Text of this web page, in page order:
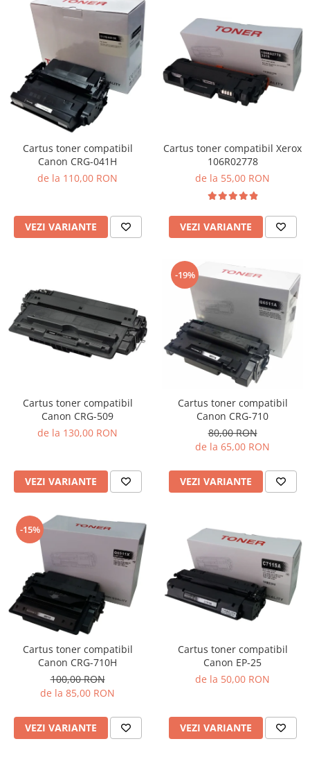
Cartus toner compatibil
Canon CRG-041H
de la 110,00 RON
VEZI VARIANTE
Cartus toner compatibil Xerox
106R02778
de la 55,00 RON
VEZI VARIANTE
Cartus toner compatibil
Canon CRG-509
de la 130,00 RON
VEZI VARIANTE
-19%
Cartus toner compatibil
Canon CRG-710
80,00 RON
de la 65,00 RON
VEZI VARIANTE
-15%
Cartus toner compatibil
Canon CRG-710H
100,00 RON
de la 85,00 RON
VEZI VARIANTE
Cartus toner compatibil
Canon EP-25
de la 50,00 RON
VEZI VARIANTE